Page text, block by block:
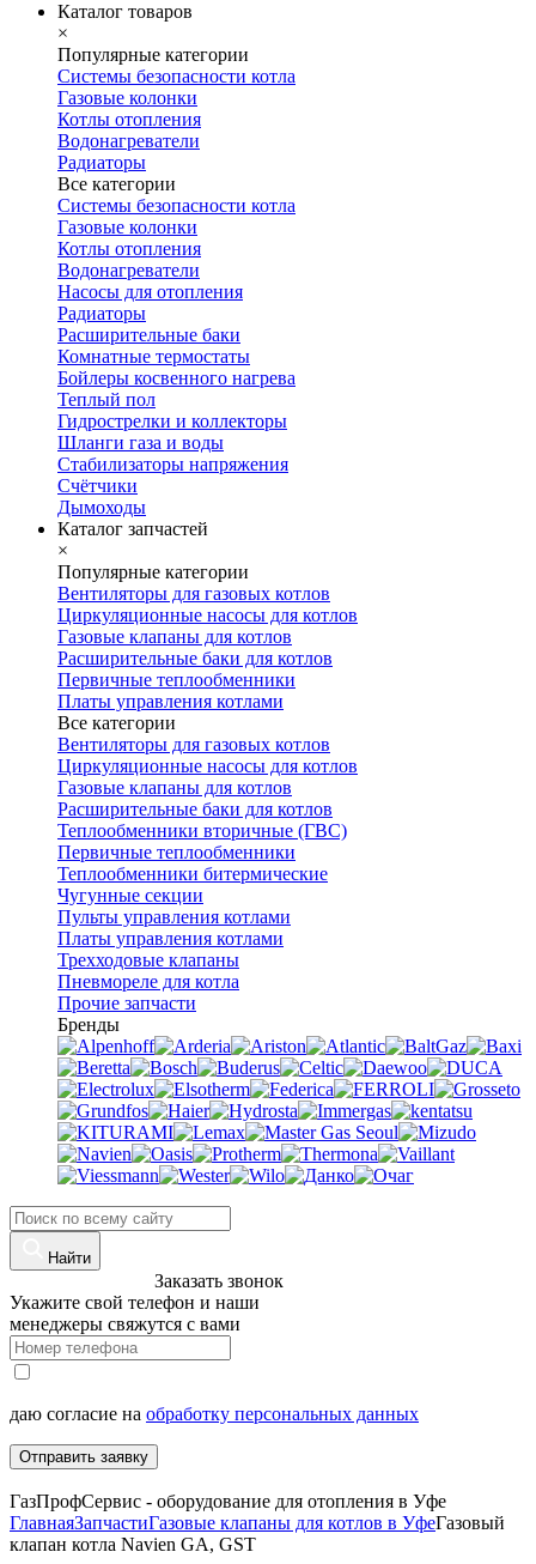
Каталог товаров
×
Популярные категории
Системы безопасности котла
Газовые колонки
Котлы отопления
Водонагреватели
Радиаторы
Все категории
Системы безопасности котла
Газовые колонки
Котлы отопления
Водонагреватели
Насосы для отопления
Радиаторы
Расширительные баки
Комнатные термостаты
Бойлеры косвенного нагрева
Теплый пол
Гидрострелки и коллекторы
Шланги газа и воды
Стабилизаторы напряжения
Счётчики
Дымоходы
Каталог запчастей
×
Популярные категории
Вентиляторы для газовых котлов
Циркуляционные насосы для котлов
Газовые клапаны для котлов
Расширительные баки для котлов
Первичные теплообменники
Платы управления котлами
Все категории
Вентиляторы для газовых котлов
Циркуляционные насосы для котлов
Газовые клапаны для котлов
Расширительные баки для котлов
Теплообменники вторичные (ГВС)
Первичные теплообменники
Теплообменники битермические
Чугунные секции
Пульты управления котлами
Платы управления котлами
Трехходовые клапаны
Пневмореле для котла
Прочие запчасти
Бренды
Найти
Заказать звонок
Укажите свой телефон и наши
менеджеры свяжутся с вами
даю согласие на обработку персональных данных
Отправить заявку
ГазПрофСервис - оборудование для отопления в Уфе
ГлавнаяЗапчастиГазовые клапаны для котлов в УфеГазовый
клапан котла Navien GA, GST